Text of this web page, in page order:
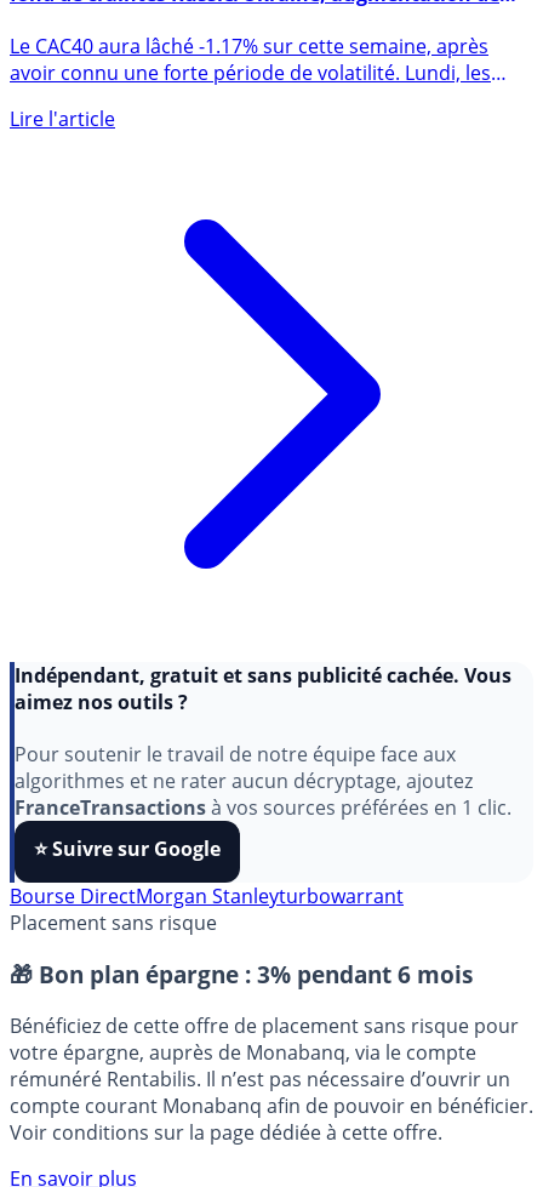
Bourse : le CAC recule de -1.17% sur la semaine sur
fond de craintes Russie/Ukraine, augmentation de
capital d’EDF, nouvelles offres à 0€
avoir connu une forte période de volatilité. Lundi, les
aimez nos outils ?
Pour soutenir le travail de notre équipe face aux
algorithmes et ne rater aucun décryptage, ajoutez
FranceTransactionsà vos sources préférées en 1 clic.
⭐️ Suivre sur Google
Placement sans risque
🎁 Bon plan épargne : 3% pendant 6 mois
Bénéficiez de cette offre de placement sans risque pour
votre épargne, auprès de Monabanq, via le compte
rémunéré Rentabilis. Il n’est pas nécessaire d’ouvrir un
compte courant Monabanq afin de pouvoir en bénéficier.
Voir conditions sur la page dédiée à cette offre.